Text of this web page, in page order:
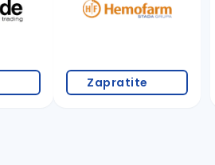
Zapratite